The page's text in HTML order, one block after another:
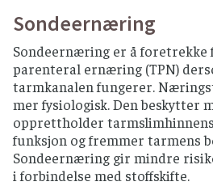
Sondeernæring
Sondeernæring er å
parenteral ernæring (TPN)
tarmkanalen fungerer.
mer fysiologisk. Den beskytter
opprettholder
funksjon og fremmer tarmens
Sondeernæring gir mindre
i forbindelse med stoffskifte.